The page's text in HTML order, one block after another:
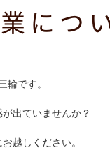
につ
輪です。
出ていませんか？
越しください。